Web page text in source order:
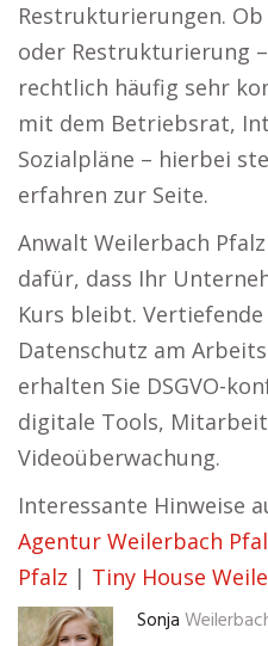
Restrukturierungen.
oder Restrukturierung
rechtlich häufig sehr
mit dem Betriebsrat,
Sozialpläne – hierbei
erfahren zur Seite.
Anwalt Weilerbach
dafür, dass Ihr
Kurs bleibt.
Datenschutz am
erhalten Sie DSGVO-
digitale Tools,
Videoüberwachung.
Interessante Hinweise
Agentur Weilerbach
Pfalz | Tiny House
Sonja